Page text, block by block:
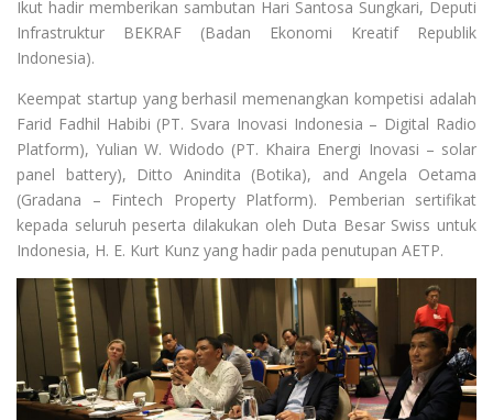
Ikut hadir memberikan sambutan Hari Santosa Sungkari, Deputi
Infrastruktur BEKRAF (Badan Ekonomi Kreatif Republik
Indonesia).
Keempat startup yang berhasil memenangkan kompetisi adalah
Farid Fadhil Habibi (PT. Svara Inovasi Indonesia – Digital Radio
Platform), Yulian W. Widodo (PT. Khaira Energi Inovasi – solar
panel battery), Ditto Anindita (Botika), and Angela Oetama
(Gradana – Fintech Property Platform). Pemberian sertifikat
kepada seluruh peserta dilakukan oleh Duta Besar Swiss untuk
Indonesia, H. E. Kurt Kunz yang hadir pada penutupan AETP.